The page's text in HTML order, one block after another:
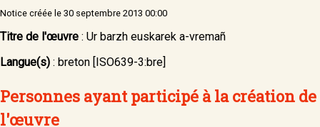
Notice créée le 30 septembre 2013 00:00
Titre de l'œuvre : Ur barzh euskarek a-vremañ
Langue(s) : breton [ISO639-3:bre]
Personnes ayant participé à la création de
l'œuvre